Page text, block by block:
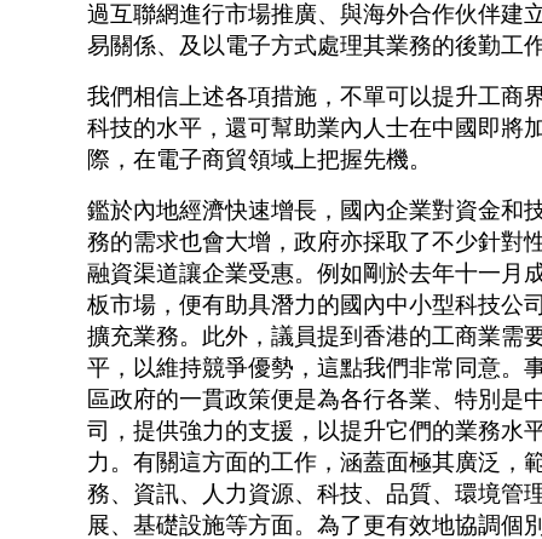
過互聯網進行市場推廣、與海外合作伙伴建
易關係、及以電子方式處理其業務的後勤工
我們相信上述各項措施，不單可以提升工商
科技的水平，還可幫助業內人士在中國即將
際，在電子商貿領域上把握先機。
鑑於內地經濟快速增長，國內企業對資金和
務的需求也會大增，政府亦採取了不少針對
融資渠道讓企業受惠。例如剛於去年十一月
板市場，便有助具潛力的國內中小型科技公
擴充業務。此外，議員提到香港的工商業需
平，以維持競爭優勢，這點我們非常同意。
區政府的一貫政策便是為各行各業、特別是
司，提供強力的支援，以提升它們的業務水
力。有關這方面的工作，涵蓋面極其廣泛，
務、資訊、人力資源、科技、品質、環境管
展、基礎設施等方面。為了更有效地協調個